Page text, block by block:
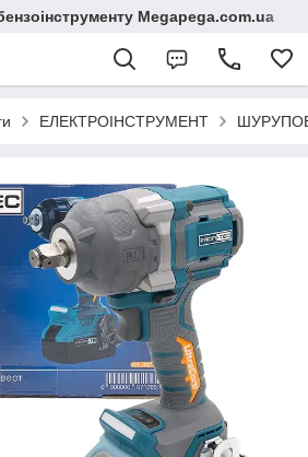
Megapega.com.ua
ЕЛЕКТРОІНСТРУМЕНТ